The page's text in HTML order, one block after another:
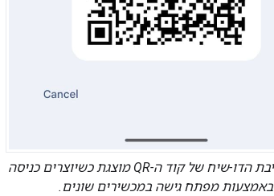
: תיבת הדו-שיח של קוד ה-QR מוצגת כשיוצרים כניסה
באמצעות מפתח גישה במכשירים שונים.